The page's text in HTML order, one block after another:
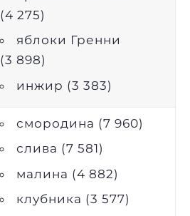
(4 275)
яблоки Гренни
(3 898)
инжир (3 383)
смородина (7 960)
слива (7 581)
малина (4 882)
клубника (3 577)